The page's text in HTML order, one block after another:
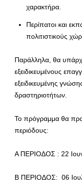
χαρακτήρα.
Περίπατοι και
πολιτιστικούς
Παράλληλα, θα
εξειδικευμένους
εξειδικευμένης
δραστηριοτήτων.
Το πρόγραμμα θα
περιόδους:
Α ΠΕΡΙΟΔΟΣ : 22
Β ΠΕΡΙΟΔΟΣ: 06